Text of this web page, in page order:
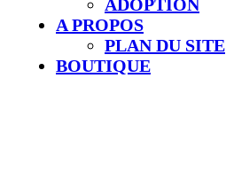
ADOPTION
A PROPOS
PLAN DU SITE
BOUTIQUE